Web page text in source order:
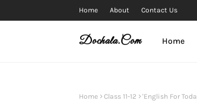
Home About Contact Us
Dochala.com Home
Home Class 11-12 'English For